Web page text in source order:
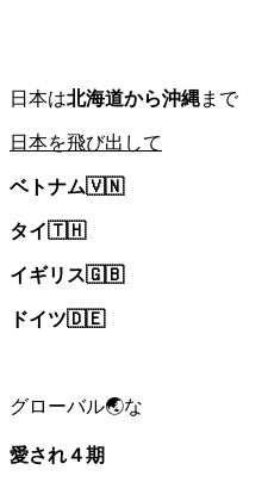
日本は北海道から沖縄まで
日本を飛び出して
ベトナム🇻🇳
タイ🇹🇭
イギリス🇬🇧
ドイツ🇩🇪
グローバル🌏な
愛され４期